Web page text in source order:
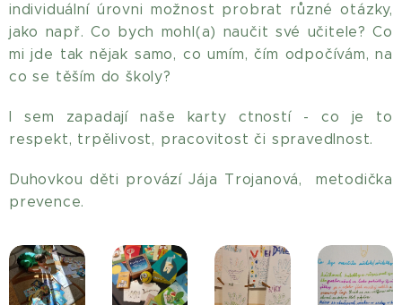
individuální úrovni možnost probrat různé otázky,
jako např. Co bych mohl(a) naučit své učitele? Co
mi jde tak nějak samo, co umím, čím odpočívám, na
co se těším do školy?
I sem zapadají naše karty ctností - co je to
respekt, trpělivost, pracovitost či spravedlnost.
Duhovkou děti provází Jája Trojanová, metodička
prevence.